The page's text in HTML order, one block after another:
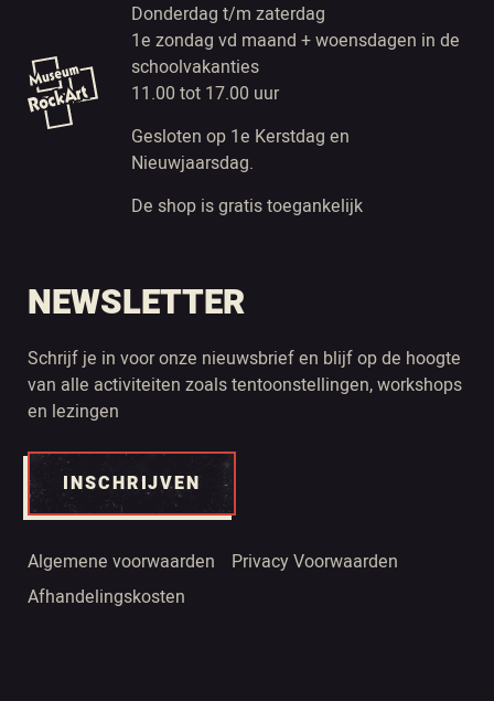
Donderdag t/m zaterdag
1e zondag vd maand + woensdagen in de
schoolvakanties
11.00 tot 17.00 uur
Gesloten op 1e Kerstdag en
Nieuwjaarsdag.
De shop is gratis toegankelijk
NEWSLETTER
Schrijf je in voor onze nieuwsbrief en blijf op de hoogte
van alle activiteiten zoals tentoonstellingen, workshops
en lezingen
INSCHRIJVEN
Algemene voorwaarden
Privacy Voorwaarden
Afhandelingskosten